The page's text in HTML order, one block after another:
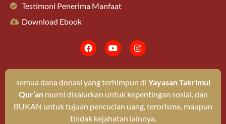
Testimoni Penerima Manfaat
Download Ebook
semua dana donasi yang terhimpun di Yayasan Takrimul
Qur’anmurni disalurkan untuk kepentingan sosial, dan
BUKAN untuk tujuan pencucian uang, terorisme, maupun
tindak kejahatan lainnya.